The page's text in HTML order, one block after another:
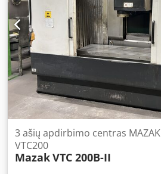
3 ašių apdirbimo centras MAZAK
VTC200
MazakVTC 200B-II